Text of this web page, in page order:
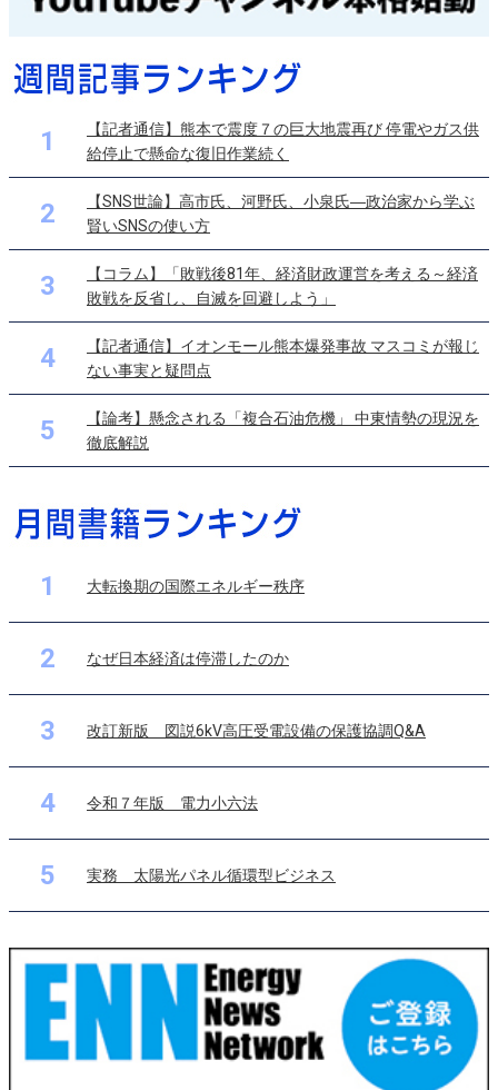
1
【記者通信】熊本で震度７の巨大地震再び 停電やガス供
給停止で懸命な復旧作業続く
2
【SNS世論】高市氏、河野氏、小泉氏―政治家から学ぶ
賢いSNSの使い方
3
【コラム】「敗戦後81年、経済財政運営を考える～経済
敗戦を反省し、自滅を回避しよう」
4
【記者通信】イオンモール熊本爆発事故 マスコミが報じ
ない事実と疑問点
5
【論考】懸念される「複合石油危機」 中東情勢の現況を
徹底解説
1 大転換期の国際エネルギー秩序
2 なぜ日本経済は停滞したのか
3 改訂新版 図説6kV高圧受電設備の保護協調Q&A
4 令和７年版 電力小六法
5 実務 太陽光パネル循環型ビジネス